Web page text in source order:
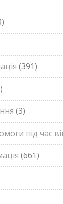
(391)
(3)
під час
(661)